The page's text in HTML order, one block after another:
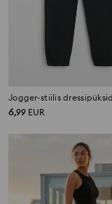
Jogger-stiilis dressipüksid
6,99 EUR